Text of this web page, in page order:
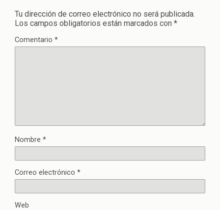
Tu dirección de correo electrónico no será publicada.
Los campos obligatorios están marcados con *
Comentario *
Nombre *
Correo electrónico *
Web